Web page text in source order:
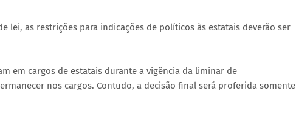
lei, as restrições para indicações de políticos às estatais deverão ser
em cargos de estatais durante a vigência da liminar de
nos cargos. Contudo, a decisão final será proferida somente